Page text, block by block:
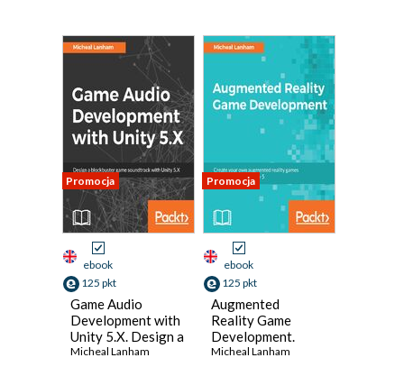
Promocja
ebook
125 pkt
Game Audio
Development with
Unity 5.X. Design a
blockbuster game
Micheal Lanham
Promocja
ebook
125 pkt
Augmented
Reality Game
Development.
Create your own
Micheal Lanham